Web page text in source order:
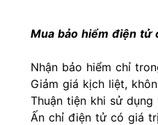
Mua bảo hiểm điện tử
Nhận bảo hiểm chỉ
Giảm giá kịch liệt,
Thuận tiện khi sử dụng
Ấn chỉ điện tửcó giá trị